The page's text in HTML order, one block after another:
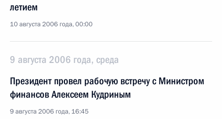
летием
10 августа 2006 года, 00:00
9 августа 2006 года, среда
Президент провел рабочую встречу с Министром
финансов Алексеем Кудриным
9 августа 2006 года, 16:45